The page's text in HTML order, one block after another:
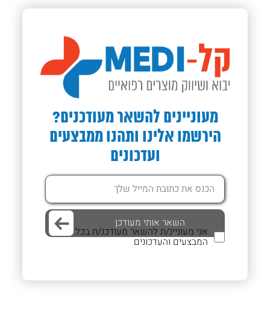
מעוניינים להשאר מעודכנים?
הירשמו אלינו ותהנו ממבצעים
ועדכונים
אני מעוניינ/ת להשאר מעודכנ/ת בכל
המבצעים והעדכונים